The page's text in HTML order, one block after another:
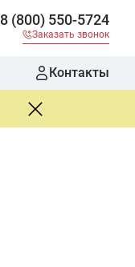
8 (800) 550-5724
Заказать звонок
Контакты